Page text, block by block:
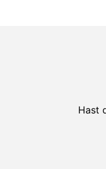
Hast